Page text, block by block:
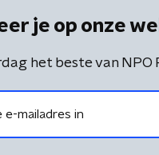
je op onze
het beste van NPO